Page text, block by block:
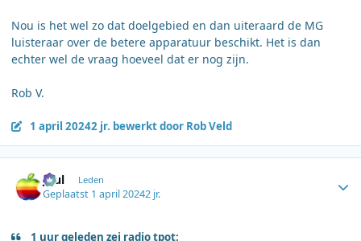
Nou is het wel zo dat doelgebied en dan uiteraard de MG
luisteraar over de betere apparatuur beschikt. Het is dan
echter wel de vraag hoeveel dat er nog zijn.
Rob V.
1 april 20242 jr. bewerkt door Rob Veld
Juul Leden
Geplaatst 1 april 20242 jr.
1 uur geleden zei radio tpot: